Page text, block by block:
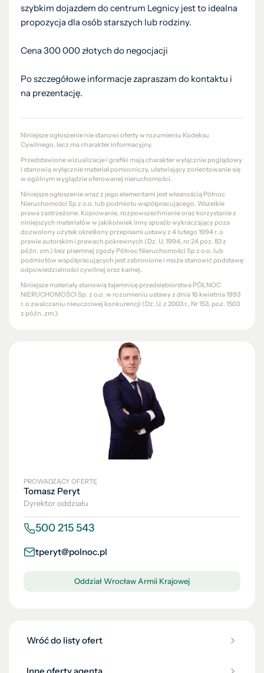
szybkim dojazdem do centrum Legnicy jest to idealna
propozycja dla osób starszych lub rodziny.
Cena 300 000 złotych do negocjacji
Po szczegółowe informacje zapraszam do kontaktu i
na prezentację.
Niniejsze ogłoszenie nie stanowi oferty w rozumieniu Kodeksu
Cywilnego, lecz ma charakter informacyjny.
Przedstawione wizualizacje i grafiki mają charakter wyłącznie poglądowy
i stanowią wyłącznie materiał pomocniczy, ułatwiający zorientowanie się
w ogólnym wyglądzie oferowanej nieruchomości.
Niniejsze ogłoszenie wraz z jego elementami jest własnością Północ
Nieruchomości Sp z o.o. lub podmiotu współpracującego. Wszelkie
prawa zastrzeżone. Kopiowanie, rozpowszechnianie oraz korzystanie z
niniejszych materiałów w jakikolwiek inny sposób wykraczający poza
dozwolony użytek określony przepisami ustawy z 4 lutego 1994 r. o
prawie autorskim i prawach pokrewnych (Dz. U. 1994, nr 24 poz. 83 z
późn. zm.) bez pisemnej zgody Północ Nieruchomości Sp z o.o. lub
podmiotów współpracujących jest zabronione i może stanowić podstawę
odpowiedzialności cywilnej oraz karnej.
Niniejsze materiały stanowią tajemnicę przedsiębiorstwa PÓŁNOC
NIERUCHOMOŚCI Sp. z o.o. w rozumieniu ustawy z dnia 16 kwietnia 1993
r. o zwalczaniu nieuczciwej konkurencji (Dz. U. z 2003 r., Nr 153, poz. 1503
z późn. zm.).
PROWADZĄCY OFERTĘ
Tomasz Peryt
Dyrektor oddziału
500 215 543
tperyt@polnoc.pl
Oddział Wrocław Armii Krajowej
Wróć do listy ofert